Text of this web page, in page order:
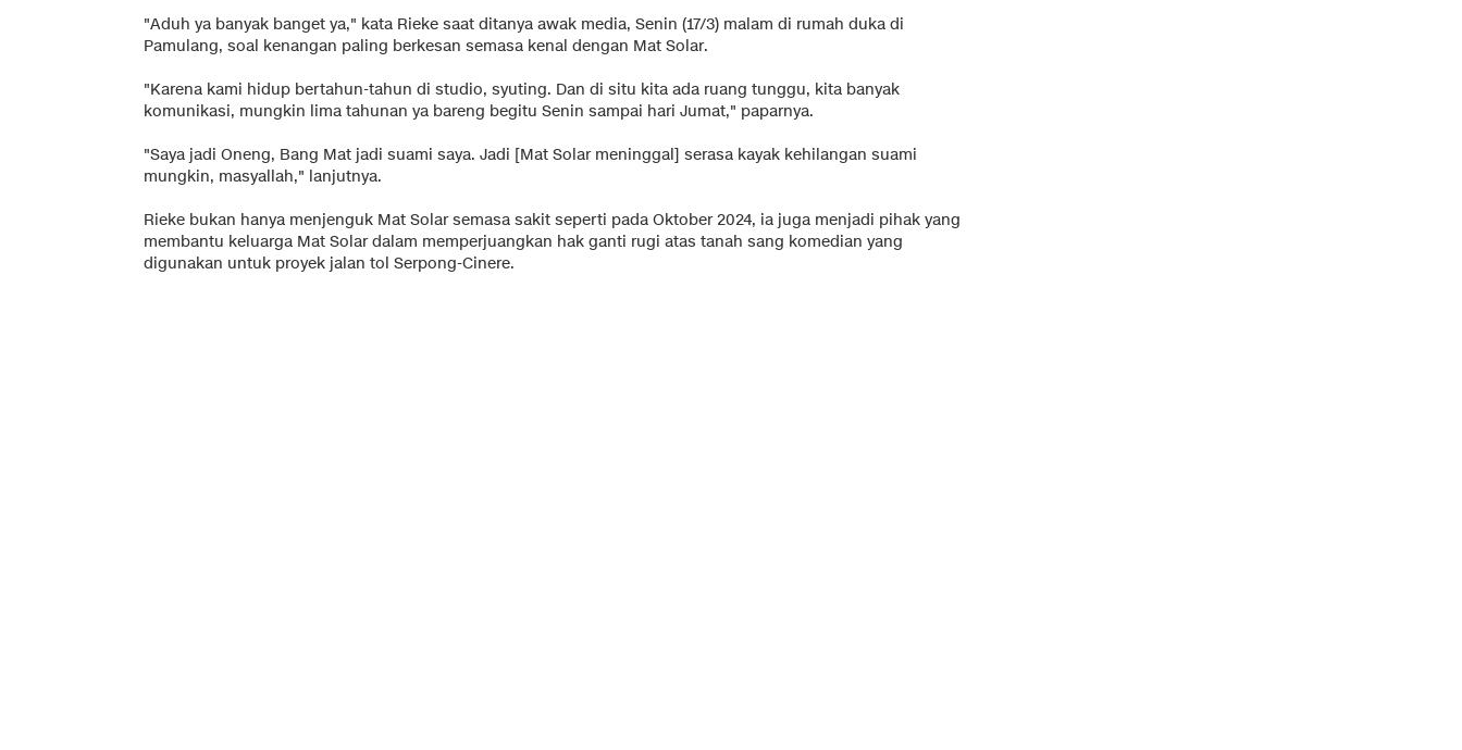
"Aduh ya banyak banget ya," kata Rieke saat ditanya awak media, Senin (17/3) malam di rumah duka di
Pamulang, soal kenangan paling berkesan semasa kenal dengan Mat Solar.
"Karena kami hidup bertahun-tahun di studio, syuting. Dan di situ kita ada ruang tunggu, kita banyak
komunikasi, mungkin lima tahunan ya bareng begitu Senin sampai hari Jumat," paparnya.
"Saya jadi Oneng, Bang Mat jadi suami saya. Jadi [Mat Solar meninggal] serasa kayak kehilangan suami
mungkin, masyallah," lanjutnya.
Rieke bukan hanya menjenguk Mat Solar semasa sakit seperti pada Oktober 2024, ia juga menjadi pihak yang
membantu keluarga Mat Solar dalam memperjuangkan hak ganti rugi atas tanah sang komedian yang
digunakan untuk proyek jalan tol Serpong-Cinere.